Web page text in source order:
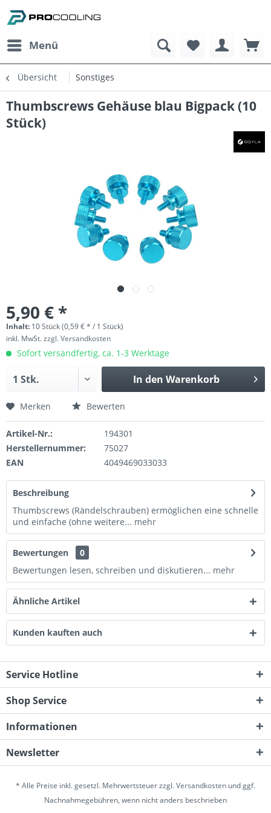
Menü
Übersicht Sonstiges
Thumbscrews Gehäuse blau Bigpack (10
Stück)
5,90 € *
Inhalt: 10 Stück (0,59 € * / 1 Stück)
inkl. MwSt.zzgl. Versandkosten
Sofort versandfertig, ca. 1-3 Werktage
In den Warenkorb
Merken Bewerten
Artikel-Nr.:
194301
Herstellernummer:
75027
EAN
4049469033033
Beschreibung
Thumbscrews (Rändelschrauben) ermöglichen eine schnelle
und einfache (ohne weitere... mehr
Bewertungen
0
Bewertungen lesen, schreiben und diskutieren... mehr
Ähnliche Artikel
Kunden kauften auch
Service Hotline
Shop Service
Informationen
Newsletter
* Alle Preise inkl. gesetzl. Mehrwertsteuer zzgl.Versandkosten und ggf.
Nachnahmegebühren, wenn nicht anders beschrieben